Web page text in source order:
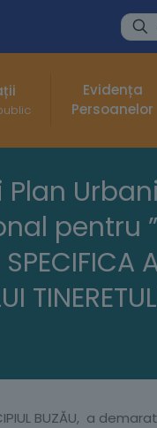
Evidența
Persoanelor
pentru ”
BUZĂU, a demarat